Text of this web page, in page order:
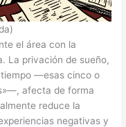
el área con la
La privación de sueño,
tiempo —esas cinco o
afecta de forma
reduce la
negativas y